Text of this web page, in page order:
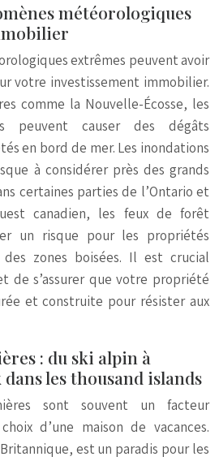
météorologiques
extrêmes peuvent avoir
votre investissement immobilier.
comme la Nouvelle-Écosse, les
peuvent causer des dégâts
en bord de mer. Les inondations
à considérer près des grands
certaines parties de l’Ontario et
canadien, les feux de forêt
un risque pour les propriétés
zones boisées. Il est crucial
de s’assurer que votre propriété
et construite pour résister aux
: du ski alpin à
les thousand islands
sont souvent un facteur
d’une maison de vacances.
est un paradis pour les